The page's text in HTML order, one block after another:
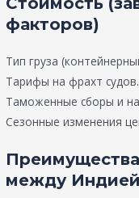
факторов)
Тип груза
Тарифы на фрахт судов.
Таможенные сборы и
Сезонные изменения
между